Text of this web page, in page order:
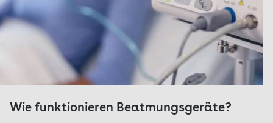
Wie funktionieren Beatmungsgeräte?